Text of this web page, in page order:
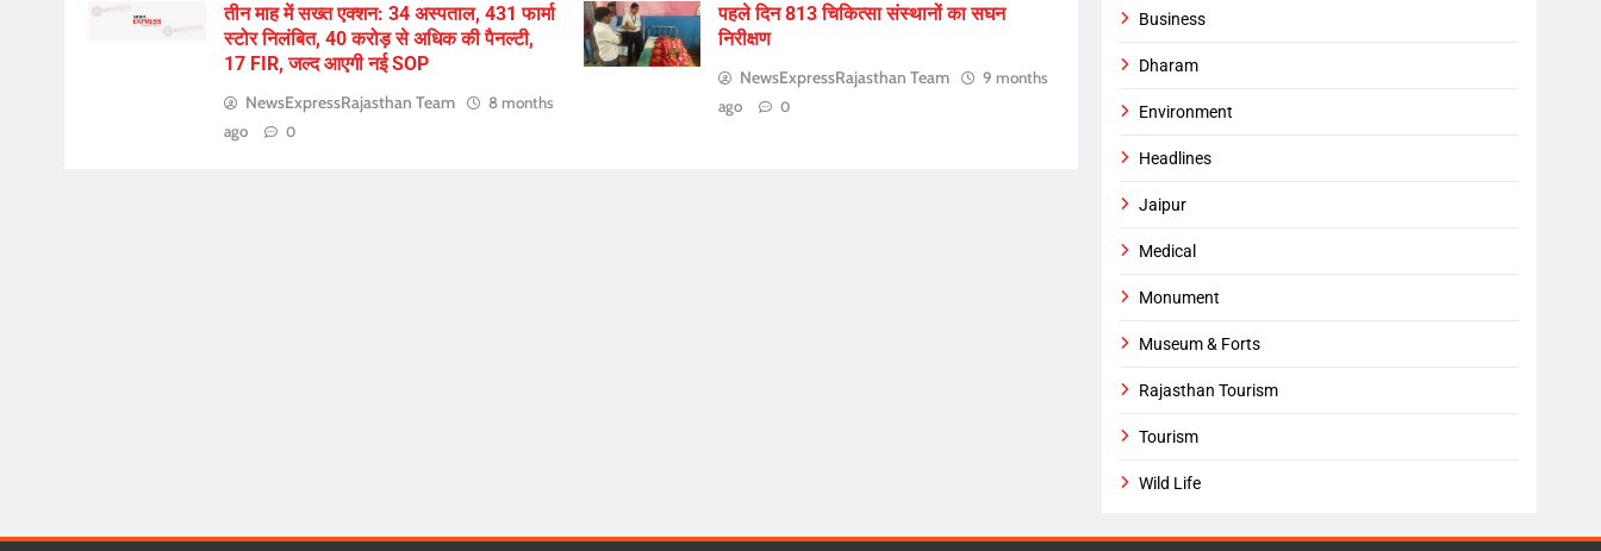
तीन माह में सख्त एक्शन: 34 अस्पताल, 431 फार्मा
स्टोर निलंबित, 40 करोड़ से अधिक की पैनल्टी,
17 FIR, जल्द आएगी नई SOP
NewsExpressRajasthan Team
8 months
ago
0
पहले दिन 813 चिकित्सा संस्थानों का सघन
निरीक्षण
NewsExpressRajasthan Team
9 months
ago
0
Business
Dharam
Environment
Headlines
Jaipur
Medical
Monument
Museum & Forts
Rajasthan Tourism
Tourism
Wild Life